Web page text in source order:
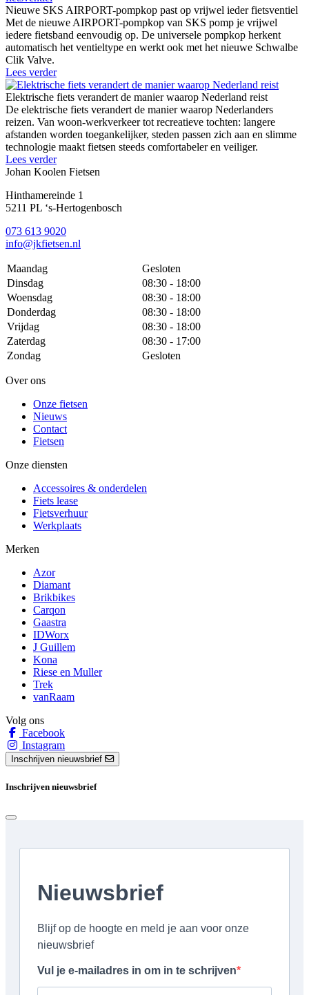
Nieuwe SKS AIRPORT-pompkop past op vrijwel ieder fietsventiel
Met de nieuwe AIRPORT-pompkop van SKS pomp je vrijwel
iedere fietsband eenvoudig op. De universele pompkop herkent
automatisch het ventieltype en werkt ook met het nieuwe Schwalbe
Clik Valve.
Lees verder
Elektrische fiets verandert de manier waarop Nederland reist
De elektrische fiets verandert de manier waarop Nederlanders
reizen. Van woon-werkverkeer tot recreatieve tochten: langere
afstanden worden toegankelijker, steden passen zich aan en slimme
technologie maakt fietsen steeds comfortabeler en veiliger.
Lees verder
Johan Koolen Fietsen
Hinthamereinde 1
5211 PL ‘s-Hertogenbosch
073 613 9020
info@jkfietsen.nl
Maandag
Gesloten
Dinsdag
08:30 - 18:00
Woensdag
08:30 - 18:00
Donderdag
08:30 - 18:00
Vrijdag
08:30 - 18:00
Zaterdag
08:30 - 17:00
Zondag
Gesloten
Over ons
Onze fietsen
Nieuws
Contact
Fietsen
Onze diensten
Accessoires & onderdelen
Fiets lease
Fietsverhuur
Werkplaats
Merken
Azor
Diamant
Brikbikes
Carqon
Gaastra
IDWorx
J Guillem
Kona
Riese en Muller
Trek
vanRaam
Volg ons
Facebook
Instagram
Inschrijven nieuwsbrief
Inschrijven nieuwsbrief